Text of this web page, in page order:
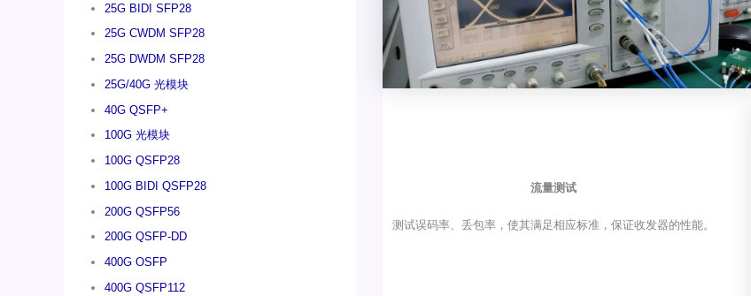
25G BIDI SFP28
25G CWDM SFP28
25G DWDM SFP28
25G/40G 光模块
40G QSFP+
100G 光模块
100G QSFP28
100G BIDI QSFP28
200G QSFP56
200G QSFP-DD
400G OSFP
400G QSFP112
流量测试
测试误码率、丢包率，使其满足相应标准，保证收发器的性能。